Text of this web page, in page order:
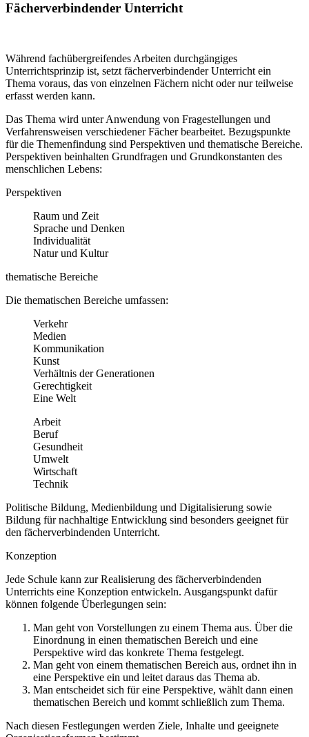
Fächerverbindender Unterricht
Während fachübergreifendes Arbeiten durchgängiges
Unterrichtsprinzip ist, setzt fächerverbindender Unterricht ein
Thema voraus, das von einzelnen Fächern nicht oder nur teilweise
erfasst werden kann.
Das Thema wird unter Anwendung von Fragestellungen und
Verfahrensweisen verschiedener Fächer bearbeitet. Bezugspunkte
für die Themenfindung sind Perspektiven und thematische Bereiche.
Perspektiven beinhalten Grundfragen und Grundkonstanten des
menschlichen Lebens:
Perspektiven
Raum und Zeit
Sprache und Denken
Individualität
Natur und Kultur
thematische Bereiche
Die thematischen Bereiche umfassen:
Verkehr
Medien
Kommunikation
Kunst
Verhältnis der Generationen
Gerechtigkeit
Eine Welt
Arbeit
Beruf
Gesundheit
Umwelt
Wirtschaft
Technik
Politische Bildung, Medienbildung und Digitalisierung sowie
Bildung für nachhaltige Entwicklung sind besonders geeignet für
den fächerverbindenden Unterricht.
Konzeption
Jede Schule kann zur Realisierung des fächerverbindenden
Unterrichts eine Konzeption entwickeln. Ausgangspunkt dafür
können folgende Überlegungen sein:
Man geht von Vorstellungen zu einem Thema aus. Über die
Einordnung in einen thematischen Bereich und eine
Perspektive wird das konkrete Thema festgelegt.
Man geht von einem thematischen Bereich aus, ordnet ihn in
eine Perspektive ein und leitet daraus das Thema ab.
Man entscheidet sich für eine Perspektive, wählt dann einen
thematischen Bereich und kommt schließlich zum Thema.
Nach diesen Festlegungen werden Ziele, Inhalte und geeignete